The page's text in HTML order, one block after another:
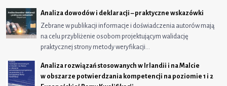
Analiza dowodów i deklaracji – praktyczne wskazówki
Zebrane w publikacji informacje i doświadczenia autorów mają
na celu przybliżenie osobom projektującym walidację
praktycznej strony metody weryfikacji…
Analiza rozwiązań stosowanych w Irlandii i na Malcie
w obszarze potwierdzania kompetencji na poziomie 1 i 2